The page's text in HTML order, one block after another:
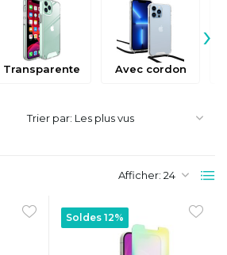
Transparente Avec cordon
›
Afficher:
Trier par:
Soldes 12%